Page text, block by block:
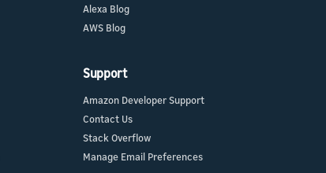
Alexa Blog
AWS Blog
Support
Amazon Developer Support
Contact Us
Stack Overflow
Manage Email Preferences